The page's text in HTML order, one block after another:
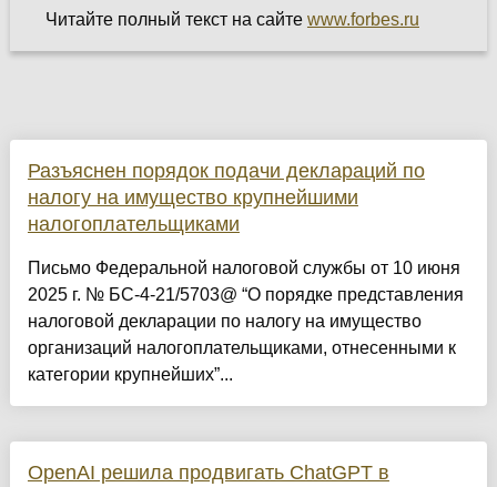
Читайте полный текст на сайте www.forbes.ru
Разъяснен порядок подачи деклараций по
налогу на имущество крупнейшими
налогоплательщиками
Письмо Федеральной налоговой службы от 10 июня
2025 г. № БС-4-21/5703@ “О порядке представления
налоговой декларации по налогу на имущество
организаций налогоплательщиками, отнесенными к
категории крупнейших”...
OpenAI решила продвигать ChatGPT в